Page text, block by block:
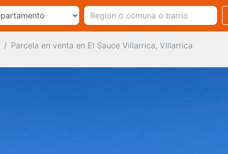
Parcela en venta en El Sauce Villarrica, Villarrica